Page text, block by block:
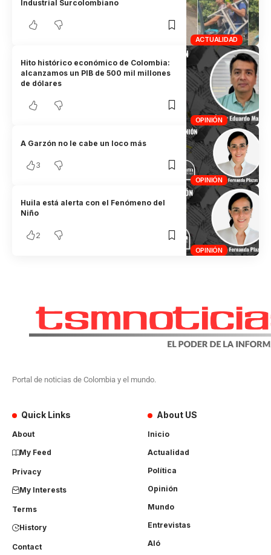
ACTUALIDAD
Industrial Surcolombiano
OPINIÓN
Hito histórico económico de Colombia:
alcanzamos un PIB de 500 mil millones
de dólares
OPINIÓN
A Garzón no le cabe un loco más
3
OPINIÓN
Huila está alerta con el Fenómeno del
Niño
2
Portal de noticias de Colombia y el mundo.
Quick Links
About
My Feed
Privacy
My Interests
Terms
History
Contact
About US
Inicio
Actualidad
Política
Opinión
Mundo
Entrevistas
Aló